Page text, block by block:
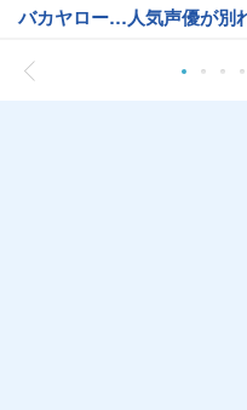
バカヤロー…人気声優が別